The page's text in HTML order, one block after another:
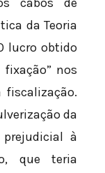
da Teoria
lucro obtido
nos
da
à
que teria